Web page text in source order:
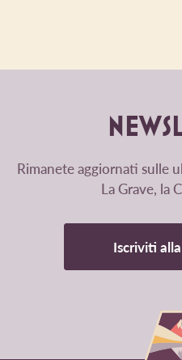
Rimanete aggiornati sulle
La Grave, la
Iscriviti